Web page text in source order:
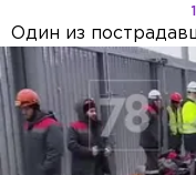
Один из